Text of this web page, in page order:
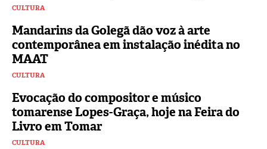
CULTURA
Mandarins da Golegã dão voz à arte
contemporânea em instalação inédita no
MAAT
CULTURA
Evocação do compositor e músico
tomarense Lopes-Graça, hoje na Feira do
Livro em Tomar
CULTURA